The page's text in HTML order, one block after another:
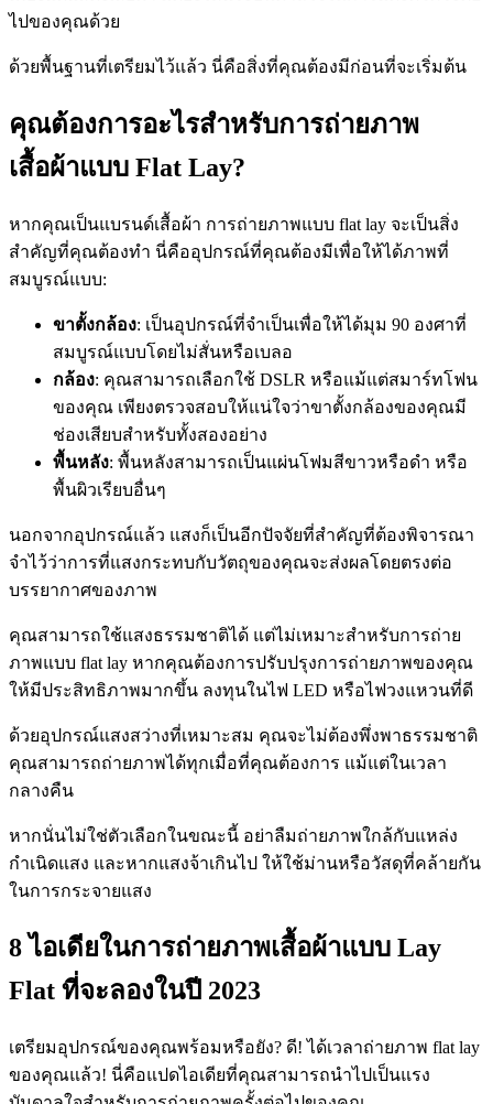
ไปของคุณด้วย
ด้วยพื้นฐานที่เตรียมไว้แล้ว นี่คือสิ่งที่คุณต้องมีก่อนที่จะเริ่มต้น
คุณต้องการอะไรสำหรับการถ่ายภาพ
เสื้อผ้าแบบ Flat Lay?
หากคุณเป็นแบรนด์เสื้อผ้า การถ่ายภาพแบบ flat lay จะเป็นสิ่ง
สำคัญที่คุณต้องทำ นี่คืออุปกรณ์ที่คุณต้องมีเพื่อให้ได้ภาพที่
สมบูรณ์แบบ:
ขาตั้งกล้อง: เป็นอุปกรณ์ที่จำเป็นเพื่อให้ได้มุม 90 องศาที่
สมบูรณ์แบบโดยไม่สั่นหรือเบลอ
กล้อง: คุณสามารถเลือกใช้ DSLR หรือแม้แต่สมาร์ทโฟน
ของคุณ เพียงตรวจสอบให้แน่ใจว่าขาตั้งกล้องของคุณมี
ช่องเสียบสำหรับทั้งสองอย่าง
พื้นหลัง: พื้นหลังสามารถเป็นแผ่นโฟมสีขาวหรือดำ หรือ
พื้นผิวเรียบอื่นๆ
นอกจากอุปกรณ์แล้ว แสงก็เป็นอีกปัจจัยที่สำคัญที่ต้องพิจารณา
จำไว้ว่าการที่แสงกระทบกับวัตถุของคุณจะส่งผลโดยตรงต่อ
บรรยากาศของภาพ
คุณสามารถใช้แสงธรรมชาติได้ แต่ไม่เหมาะสำหรับการถ่าย
ภาพแบบ flat lay หากคุณต้องการปรับปรุงการถ่ายภาพของคุณ
ให้มีประสิทธิภาพมากขึ้น ลงทุนในไฟ LED หรือไฟวงแหวนที่ดี
ด้วยอุปกรณ์แสงสว่างที่เหมาะสม คุณจะไม่ต้องพึ่งพาธรรมชาติ
คุณสามารถถ่ายภาพได้ทุกเมื่อที่คุณต้องการ แม้แต่ในเวลา
กลางคืน
หากนั่นไม่ใช่ตัวเลือกในขณะนี้ อย่าลืมถ่ายภาพใกล้กับแหล่ง
กำเนิดแสง และหากแสงจ้าเกินไป ให้ใช้ม่านหรือวัสดุที่คล้ายกัน
ในการกระจายแสง
8 ไอเดียในการถ่ายภาพเสื้อผ้าแบบ Lay
Flat ที่จะลองในปี 2023
เตรียมอุปกรณ์ของคุณพร้อมหรือยัง? ดี! ได้เวลาถ่ายภาพ flat lay
ของคุณแล้ว! นี่คือแปดไอเดียที่คุณสามารถนำไปเป็นแรง